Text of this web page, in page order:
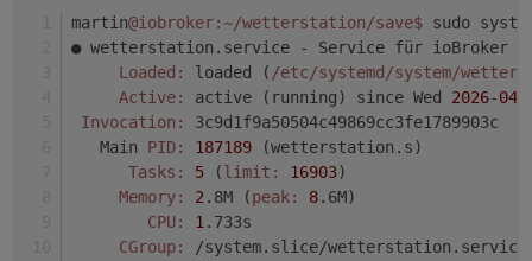
martin@iobroker:~/wetterstation/save$ sudo
● wetterstation.service - Service für ioBroker
Loaded:
loaded ( /etc/systemd /system/
Active:
active (running) since Wed 2026-04
Invocation:
3c9d1f9a50504c49869cc3fe1789903c
   Main
PID: 187189 (wetterstation.s)
Tasks:
5 (limit: 16903)
Memory:
2.8M (peak: 8.6M)
CPU:
1.733s
CGroup:
/system.slice/wetterstation.service